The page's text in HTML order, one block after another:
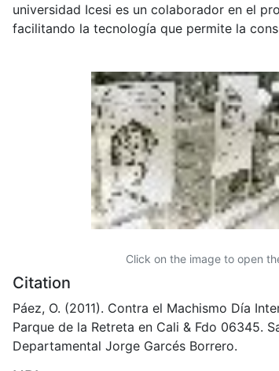
universidad Icesi es un colaborador en el
facilitando la tecnología que permite la
Click on the image to open
Citation
Páez, O. (2011). Contra el Machismo Día
Parque de la Retreta en Cali & Fdo 06345.
Departamental Jorge Garcés Borrero.